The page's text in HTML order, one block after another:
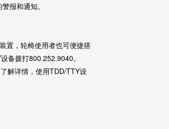
报和通知。
置，轮椅使用者也可便捷搭
备拨打800.252.9040。
解详情，使用TDD/TTY设